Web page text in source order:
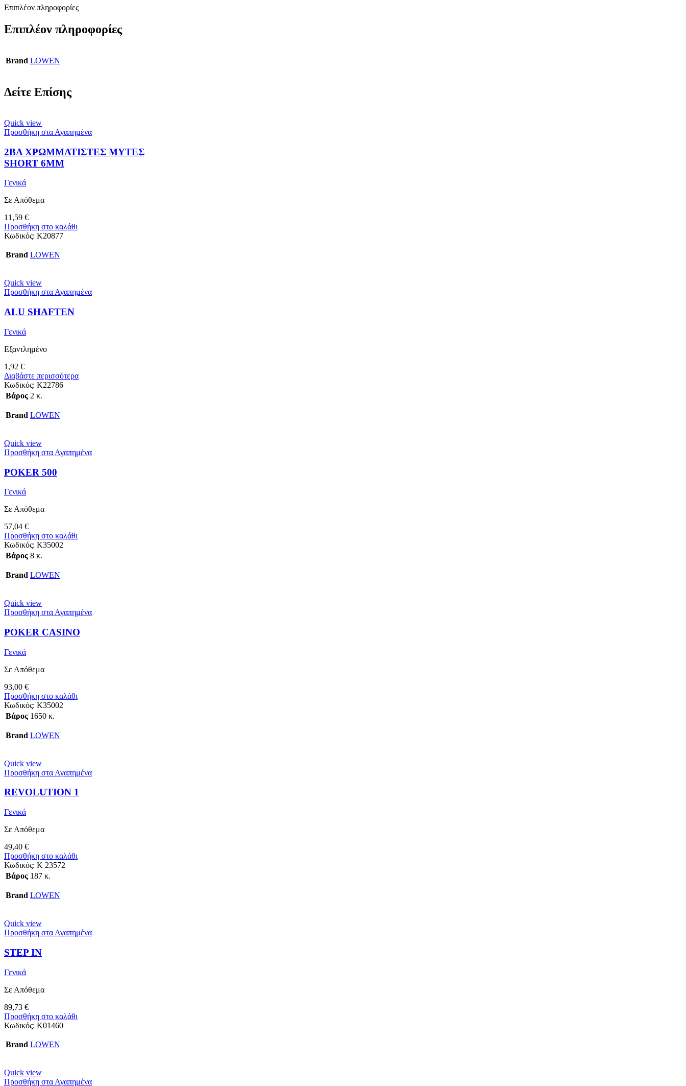
Επιπλέον πληροφορίες
Επιπλέον πληροφορίες
Brand LOWEN
Δείτε Επίσης
Quick view
Προσθήκη στα Αγαπημένα
2ΒΑ ΧΡΩΜΜΑΤΙΣΤΕΣ ΜΥΤΕΣ
SHORT 6MM
Γενικά
Σε Απόθεμα
11,59 €
Προσθήκη στο καλάθι
Κωδικός: K20877
Brand LOWEN
Quick view
Προσθήκη στα Αγαπημένα
ALU SHAFTEN
Γενικά
Εξαντλημένο
1,92 €
Διαβάστε περισσότερα
Κωδικός: K22786
Βάρος 2 κ.
Brand LOWEN
Quick view
Προσθήκη στα Αγαπημένα
POKER 500
Γενικά
Σε Απόθεμα
57,04 €
Προσθήκη στο καλάθι
Κωδικός: Κ35002
Βάρος 8 κ.
Brand LOWEN
Quick view
Προσθήκη στα Αγαπημένα
POKER CASINO
Γενικά
Σε Απόθεμα
93,00 €
Προσθήκη στο καλάθι
Κωδικός: K35002
Βάρος 1650 κ.
Brand LOWEN
Quick view
Προσθήκη στα Αγαπημένα
REVOLUTION 1
Γενικά
Σε Απόθεμα
49,40 €
Προσθήκη στο καλάθι
Κωδικός: K 23572
Βάρος 187 κ.
Brand LOWEN
Quick view
Προσθήκη στα Αγαπημένα
STEP IN
Γενικά
Σε Απόθεμα
89,73 €
Προσθήκη στο καλάθι
Κωδικός: K01460
Brand LOWEN
Quick view
Προσθήκη στα Αγαπημένα